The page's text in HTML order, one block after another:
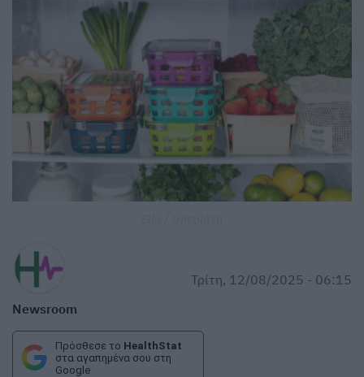
Newsroom
Τρίτη, 12/08/2025 - 06:15
Πρόσθεσε το HealthStat
στα αγαπημένα σου στη
Google